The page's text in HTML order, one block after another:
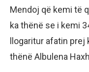
Mendoj që kemi të
ka thënë se i kemi
llogaritur afatin
thënë Albulena